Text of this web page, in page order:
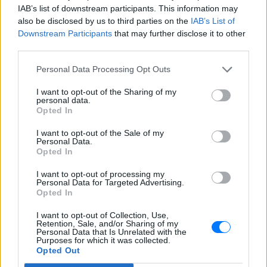
IAB’s list of downstream participants. This information may
also be disclosed by us to third parties on the IAB’s List of
Downstream Participants that may further disclose it to other
Personal Data Processing Opt Outs
I want to opt-out of the Sharing of my
personal data.
Opted In
I want to opt-out of the Sale of my
Personal Data.
Opted In
I want to opt-out of processing my
Personal Data for Targeted Advertising.
Opted In
I want to opt-out of Collection, Use,
Retention, Sale, and/or Sharing of my
Personal Data that Is Unrelated with the
Purposes for which it was collected.
Opted Out
γυναίκα και το παιδί μου, τα
έχασα όλα» ‑ Ο πόνος του
πατέρα
σκοτώθηκαν σε μετωπική σύγκρουση με
– Δράμας, κοντά στην Παλαιοκώμη.
τζάμι του οδηγού – «Μην κάνεις
Εξαιτίας των υψηλών ταχυτήτων το
λευκό όχημα έχασε τον έλεγχο και